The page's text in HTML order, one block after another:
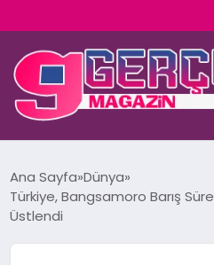
YAŞAM
Ana Sayfa Dünya
Türkiye, Bangsamoro Barış
Üstlendi